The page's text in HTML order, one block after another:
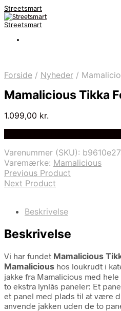
Streetsmart
Streetsmart
Forside / Nyheder /
Mamalicious Tikka
1.099,00 kr.
Varenummer (SKU):
Varemærke: Mamalicious
Previous Product
Next Product
Beskrivelse
Beskrivelse
Vi har fundet Mamalicious
Mamalicious hos loukrudt i
jakke fra Mamalicious med
to ekstra lynlås paneler: Et
et panel med plads til at være
anvende jakken uden de to